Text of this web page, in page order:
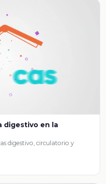
digestivo en la
digestivo, circulatorio y